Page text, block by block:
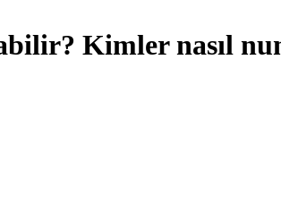
Kimler nasıl